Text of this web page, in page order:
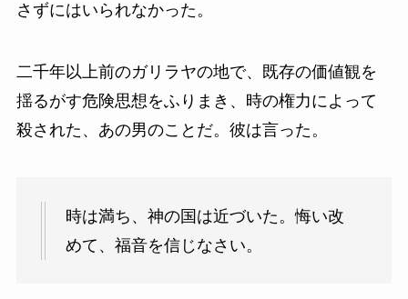
さずにはいられなかった。
二千年以上前のガリラヤの地で、既存の価値観を
揺るがす危険思想をふりまき、時の権力によって
殺された、あの男のことだ。彼は言った。
時は満ち、神の国は近づいた。悔い改
めて、福音を信じなさい。